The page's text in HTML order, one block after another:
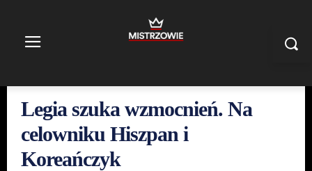
Legia szuka wzmocnień. Na
celowniku Hiszpan i
Koreańczyk